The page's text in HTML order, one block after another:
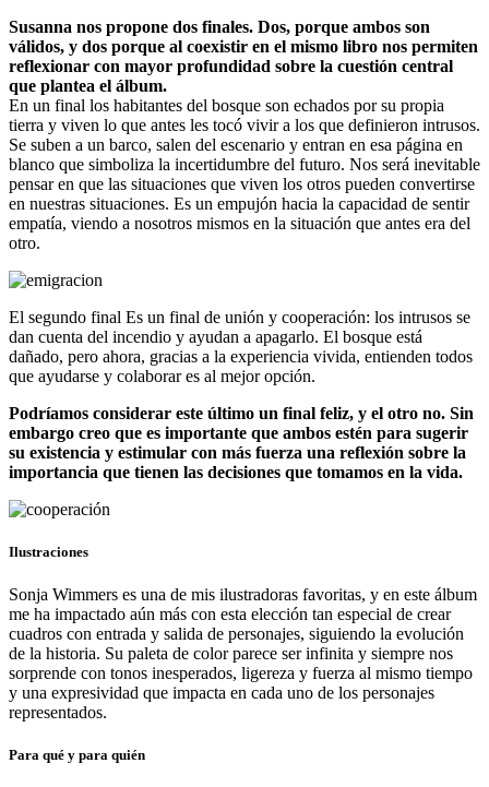
Susanna nos propone dos finales. Dos, porque ambos son
válidos, y dos porque al coexistir en el mismo libro nos permiten
reflexionar con mayor profundidad sobre la cuestión central
que plantea el álbum.
En un final los habitantes del bosque son echados por su propia
tierra y viven lo que antes les tocó vivir a los que definieron intrusos.
Se suben a un barco, salen del escenario y entran en esa página en
blanco que simboliza la incertidumbre del futuro. Nos será inevitable
pensar en que las situaciones que viven los otros pueden convertirse
en nuestras situaciones. Es un empujón hacia la capacidad de sentir
empatía, viendo a nosotros mismos en la situación que antes era del
otro.
El segundo final Es un final de unión y cooperación: los intrusos se
dan cuenta del incendio y ayudan a apagarlo. El bosque está
dañado, pero ahora, gracias a la experiencia vivida, entienden todos
que ayudarse y colaborar es al mejor opción.
Podríamos considerar este último un final feliz, y el otro no. Sin
embargo creo que es importante que ambos estén para sugerir
su existencia y estimular con más fuerza una reflexión sobre la
importancia que tienen las decisiones que tomamos en la vida.
Ilustraciones
Sonja Wimmers es una de mis ilustradoras favoritas, y en este álbum
me ha impactado aún más con esta elección tan especial de crear
cuadros con entrada y salida de personajes, siguiendo la evolución
de la historia. Su paleta de color parece ser infinita y siempre nos
sorprende con tonos inesperados, ligereza y fuerza al mismo tiempo
y una expresividad que impacta en cada uno de los personajes
representados.
Para qué y para quién